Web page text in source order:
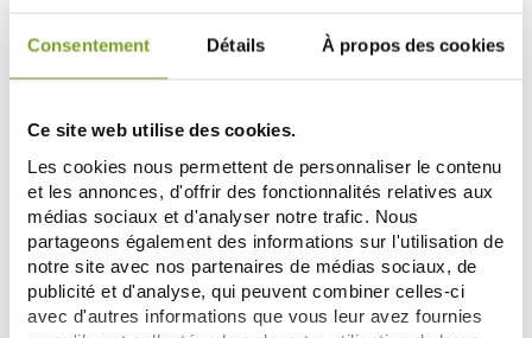
Consentement Détails À propos des cookies
Ce site web utilise des cookies.
Les cookies nous permettent de personnaliser le contenu
et les annonces, d'offrir des fonctionnalités relatives aux
médias sociaux et d'analyser notre trafic. Nous
partageons également des informations sur l'utilisation de
notre site avec nos partenaires de médias sociaux, de
publicité et d'analyse, qui peuvent combiner celles-ci
avec d'autres informations que vous leur avez fournies
CICATRICES 15G
33,99 €
31,61 €
CREME REPARATRICE 40ML
-15